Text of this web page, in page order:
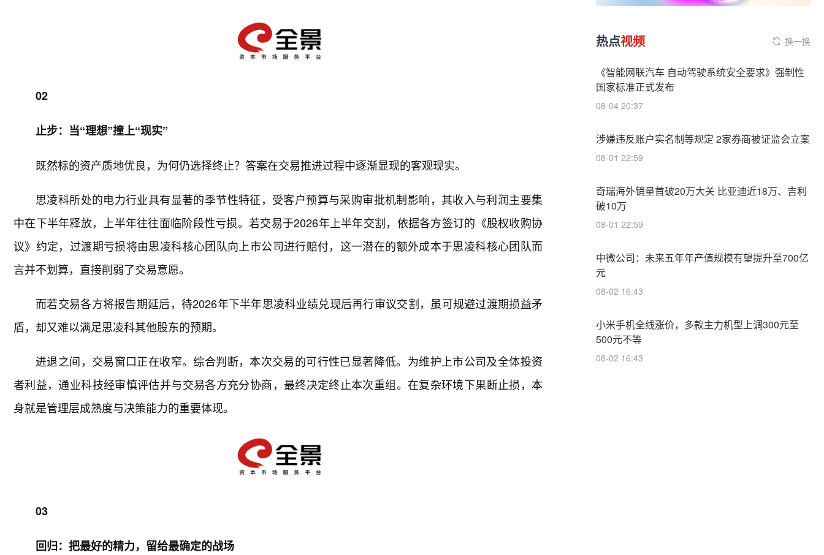
02
止步：当“理想”撞上“现实”
既然标的资产质地优良，为何仍选择终止？答案在交易推进过程中逐渐显现的客观现实。
思凌科所处的电力行业具有显著的季节性特征，受客户预算与采购审批机制影响，其收入与利润主要集
中在下半年释放，上半年往往面临阶段性亏损。若交易于2026年上半年交割，依据各方签订的《股权收购协
议》约定，过渡期亏损将由思凌科核心团队向上市公司进行赔付，这一潜在的额外成本于思凌科核心团队而
言并不划算，直接削弱了交易意愿。
而若交易各方将报告期延后，待2026年下半年思凌科业绩兑现后再行审议交割，虽可规避过渡期损益矛
盾，却又难以满足思凌科其他股东的预期。
进退之间，交易窗口正在收窄。综合判断，本次交易的可行性已显著降低。为维护上市公司及全体投资
者利益，通业科技经审慎评估并与交易各方充分协商，最终决定终止本次重组。在复杂环境下果断止损，本
身就是管理层成熟度与决策能力的重要体现。
03
回归：把最好的精力，留给最确定的战场
热点视频 换一换
《智能网联汽车 自动驾驶系统安全要求》强制性
国家标准正式发布
08-04 20:37
涉嫌违反账户实名制等规定 2家券商被证监会立案
08-01 22:59
奇瑞海外销量首破20万大关 比亚迪近18万、吉利
破10万
08-01 22:59
中微公司：未来五年年产值规模有望提升至700亿
元
08-02 16:43
小米手机全线涨价，多款主力机型上调300元至
500元不等
08-02 16:43